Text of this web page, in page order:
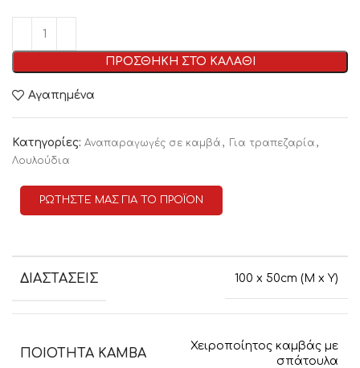
ΠΡΟΣΘΗΚΗ ΣΤΟ ΚΑΛΑΘΙ
Αγαπημένα
Κατηγορίες: Αναπαραγωγές σε καμβά , Για τραπεζαρία ,
Λουλούδια
ΡΩΤΗΣΤΕ ΜΑΣ ΓΙΑ ΤΟ ΠΡΟΪΟΝ
ΔΙΑΣΤΑΣΕΙΣ 100 x 50cm (M x Y)
ΠΟΙΟΤΗΤΑ ΚΑΜΒΑ
Χειροποίητος καμβάς με
σπάτουλα